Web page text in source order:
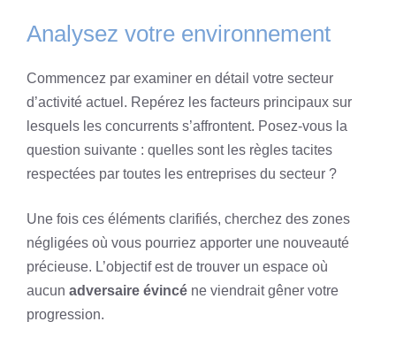
Analysez votre environnement
Commencez par examiner en détail votre secteur
d’activité actuel. Repérez les facteurs principaux sur
lesquels les concurrents s’affrontent. Posez-vous la
question suivante : quelles sont les règles tacites
respectées par toutes les entreprises du secteur ?
Une fois ces éléments clarifiés, cherchez des zones
négligées où vous pourriez apporter une nouveauté
précieuse. L’objectif est de trouver un espace où
aucun adversaire évincé ne viendrait gêner votre
progression.